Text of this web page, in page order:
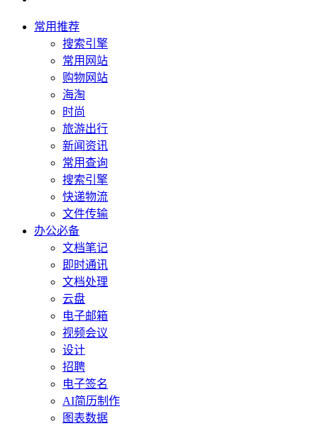
常用推荐
搜索引擎
常用网站
购物网站
海淘
时尚
旅游出行
新闻资讯
常用查询
搜索引擎
快递物流
文件传输
办公必备
文档笔记
即时通讯
文档处理
云盘
电子邮箱
视频会议
设计
招聘
电子签名
AI简历制作
图表数据